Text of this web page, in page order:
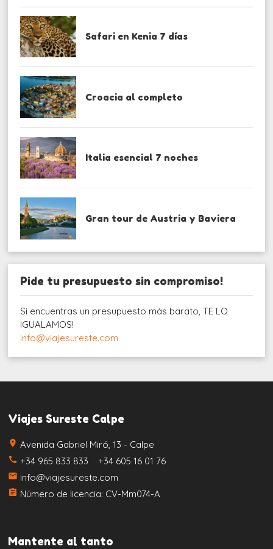
Safari en Kenia 7 días
Croacia al completo
Italia esencial 7 noches
Gran tour de Austria y Baviera
Pide tu presupuesto sin compromiso!
Si encuentras un presupuesto más barato, TE LO
IGUALAMOS!
info@viajesureste.com
Viajes Sureste Calpe
place Avenida Gabriel Miró, 13 - Calpe
call +34 965 833 833 +34 605 16 01 76
email info@viajesureste.com
assignment Número de licencia: CV-Mm074-A
Mantente al tanto